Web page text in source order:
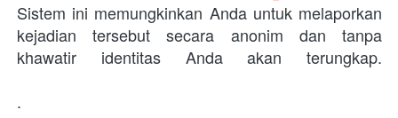
Sistem ini memungkinkan Anda untuk melaporkan
kejadian tersebut secara anonim dan tanpa
khawatir identitas Anda akan terungkap.
.